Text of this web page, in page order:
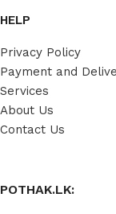
HELP
Privacy Policy
Payment and
Services
About Us
Contact Us
POTHAK.LK: